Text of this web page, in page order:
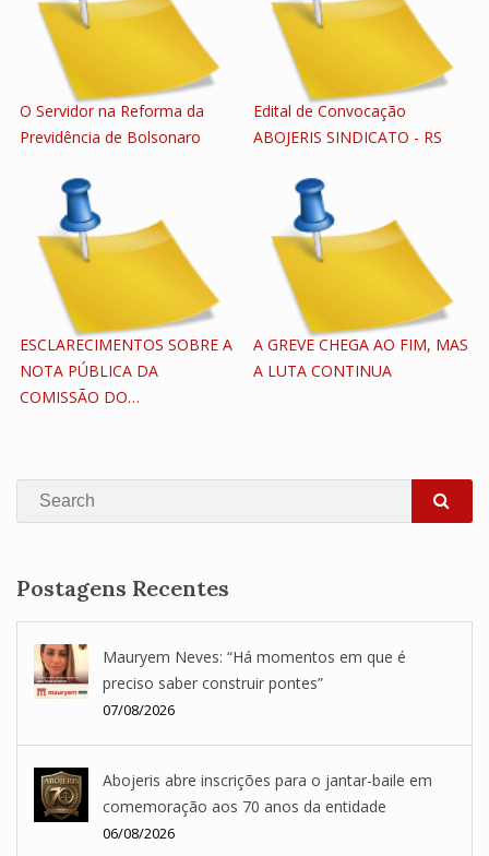
O Servidor na Reforma da
Previdência de Bolsonaro
Edital de Convocação
ABOJERIS SINDICATO - RS
ESCLARECIMENTOS SOBRE A
NOTA PÚBLICA DA
COMISSÃO DO…
A GREVE CHEGA AO FIM, MAS
A LUTA CONTINUA
Search
Postagens Recentes
Mauryem Neves: “Há momentos em que é
preciso saber construir pontes”
07/08/2026
Abojeris abre inscrições para o jantar-baile em
comemoração aos 70 anos da entidade
06/08/2026